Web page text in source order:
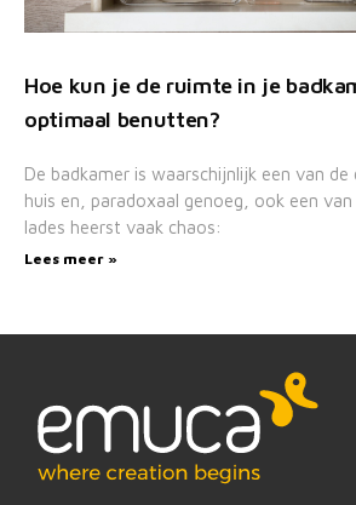
Hoe kun je de ruimte in je
optimaal benutten?
De badkamer is waarschijnlijk een van
huis en, paradoxaal genoeg, ook een van
lades heerst vaak chaos:
Lees meer »